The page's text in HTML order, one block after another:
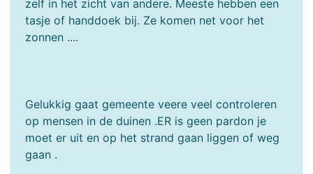
zelf in het zicht van andere. Meeste hebben een
tasje of handdoek bij. Ze komen net voor het
zonnen ....
Gelukkig gaat gemeente veere veel controleren
op mensen in de duinen .ER is geen pardon je
moet er uit en op het strand gaan liggen of weg
gaan .